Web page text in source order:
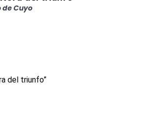
de Cuyo